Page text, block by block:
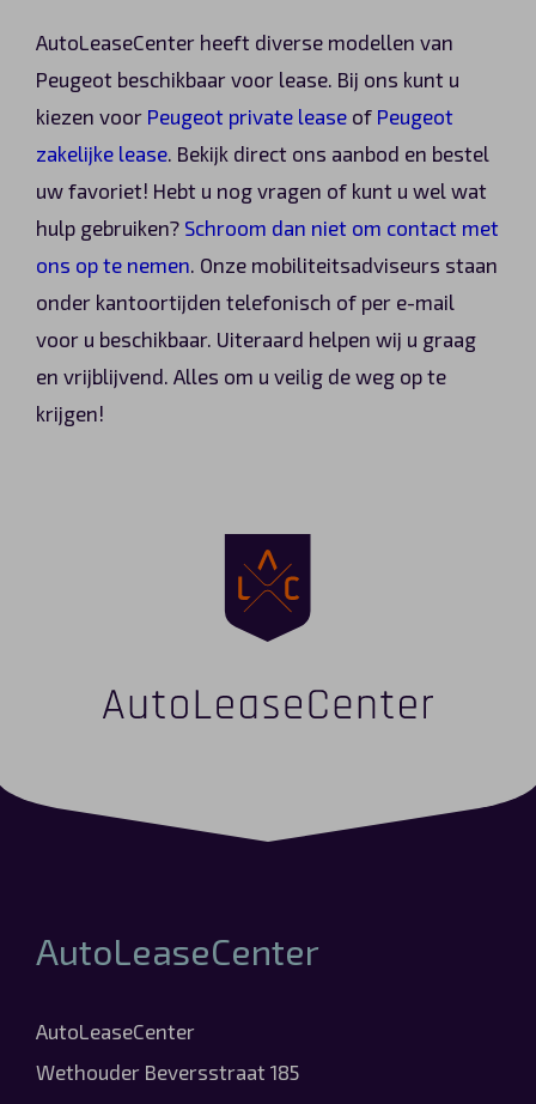
AutoLeaseCenter heeft diverse modellen van
Peugeot beschikbaar voor lease. Bij ons kunt u
kiezen voor Peugeot private lease of Peugeot
zakelijke lease . Bekijk direct ons aanbod en bestel
uw favoriet! Hebt u nog vragen of kunt u wel wat
hulp gebruiken? Schroom dan niet om contact met
ons op te nemen . Onze mobiliteitsadviseurs staan
onder kantoortijden telefonisch of per e-mail
voor u beschikbaar. Uiteraard helpen wij u graag
en vrijblijvend. Alles om u veilig de weg op te
krijgen!
AutoLeaseCenter
AutoLeaseCenter
Wethouder Beversstraat 185